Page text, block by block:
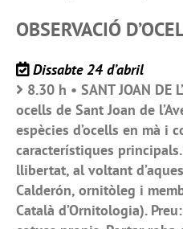
OBSERVACIÓ
Dissabte 24 d’abril
8.30 h • SANT JOAN DE
ocells de Sant Joan de
espècies d’ocells en mà i
característiques principals.
llibertat, al voltant
Calderón, ornitòleg i
Català d’Ornitologia).